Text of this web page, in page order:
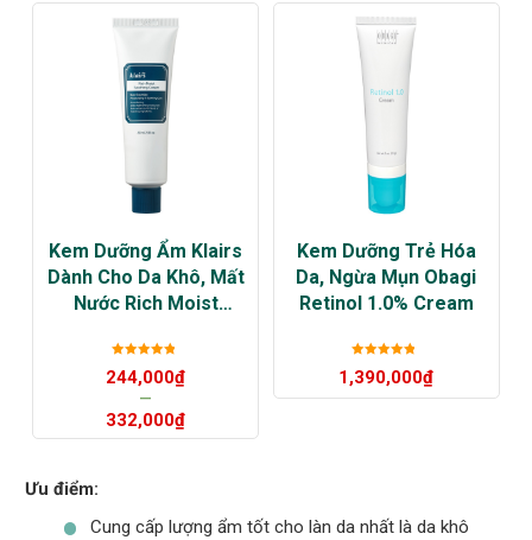
Kem Dưỡng Ẩm Klairs
Dành Cho Da Khô, Mất
Nước Rich Moist
hạng5sao
244,000₫
–
332,000₫
Kem Dưỡng Trẻ Hóa
Da, Ngừa Mụn Obagi
Retinol 1.0% Cream
hạng5sao
1,390,000₫
Ưu điểm:
Cung cấp lượng ẩm tốt cho làn da nhất là da khô